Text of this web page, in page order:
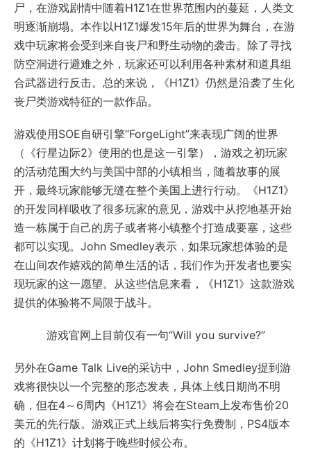
尸，在游戏剧情中随着H1Z1在世界范围内的蔓延，人类文
明逐渐崩塌。本作以H1Z1爆发15年后的世界为舞台，在游
戏中玩家将会受到来自丧尸和野生动物的袭击。除了寻找
防空洞进行避难之外，玩家还可以利用各种素材和道具组
合武器进行反击。总的来说，《H1Z1》仍然是沿袭了生化
丧尸类游戏特征的一款作品。
游戏使用SOE自研引擎“ForgeLight”来表现广阔的世界
（《行星边际2》使用的也是这一引擎），游戏之初玩家
的活动范围大约与美国中部的小镇相当，随着故事的展
开，最终玩家能够无缝在整个美国上进行行动。《H1Z1》
的开发同样吸收了很多玩家的意见，游戏中从挖地基开始
造一栋属于自己的房子或者将小镇整个打造成要塞，这些
都可以实现。John Smedley表示，如果玩家想体验的是
在山间农作嬉戏的简单生活的话，我们作为开发者也要实
现玩家的这一愿望。从这些信息来看，《H1Z1》这款游戏
提供的体验将不局限于战斗。
游戏官网上目前仅有一句“Will you survive?”
另外在Game Talk Live的采访中，John Smedley提到游
戏将很快以一个完整的形态发表，具体上线日期尚不明
确，但在4～6周内《H1Z1》将会在Steam上发布售价20
美元的先行版。游戏正式上线后将实行免费制，PS4版本
的《H1Z1》计划将于晚些时候公布。